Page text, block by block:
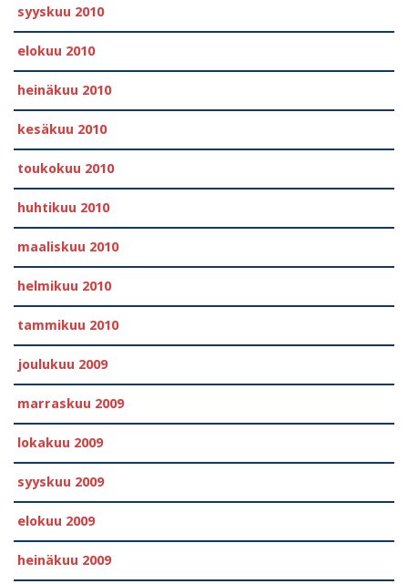
syyskuu 2010
elokuu 2010
heinäkuu 2010
kesäkuu 2010
toukokuu 2010
huhtikuu 2010
maaliskuu 2010
helmikuu 2010
tammikuu 2010
joulukuu 2009
marraskuu 2009
lokakuu 2009
syyskuu 2009
elokuu 2009
heinäkuu 2009